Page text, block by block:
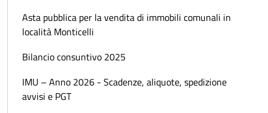
Asta pubblica per la vendita di immobili comunali in
località Monticelli
Bilancio consuntivo 2025
IMU – Anno 2026 - Scadenze, aliquote, spedizione
avvisi e PGT